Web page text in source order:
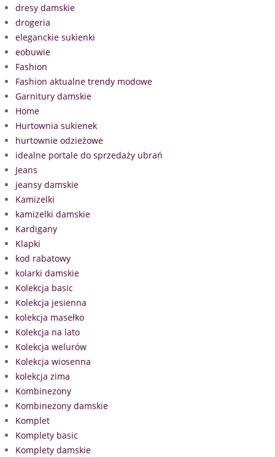
dresy damskie
drogeria
eleganckie sukienki
eobuwie
Fashion
Fashion aktualne trendy modowe
Garnitury damskie
Home
Hurtownia sukienek
hurtownie odzieżowe
idealne portale do sprzedaży ubrań
Jeans
jeansy damskie
Kamizelki
kamizelki damskie
Kardigany
Klapki
kod rabatowy
kolarki damskie
Kolekcja basic
Kolekcja jesienna
kolekcja masełko
Kolekcja na lato
Kolekcja welurów
Kolekcja wiosenna
kolekcja zima
Kombinezony
Kombinezony damskie
Komplet
Komplety basic
Komplety damskie